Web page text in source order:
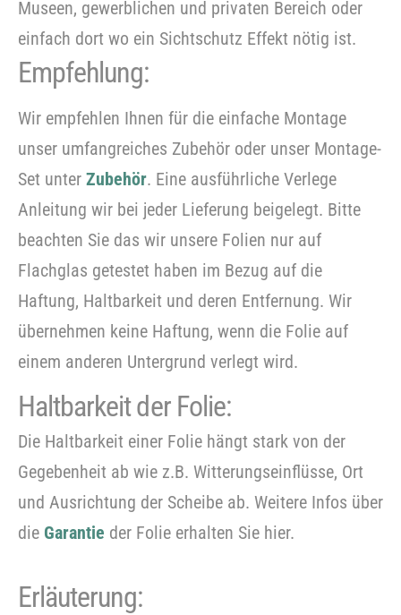
Bitte
beachten Sie, dass wir Folien nur im
Grobzuschnitt zuschneiden.
Museen, gewerblichen und privaten Bereich oder
einfach dort wo ein Sichtschutz Effekt nötig ist.
Empfehlung:
Wir empfehlen Ihnen für die einfache Montage
unser umfangreiches Zubehör oder unser Montage-
Set unter Zubehör. Eine ausführliche Verlege
Anleitung wir bei jeder Lieferung beigelegt. Bitte
beachten Sie das wir unsere Folien nur auf
Flachglas getestet haben im Bezug auf die
Haftung, Haltbarkeit und deren Entfernung. Wir
übernehmen keine Haftung, wenn die Folie auf
einem anderen Untergrund verlegt wird.
Haltbarkeit der Folie:
Die Haltbarkeit einer Folie hängt stark von der
Gegebenheit ab wie z.B. Witterungseinflüsse, Ort
und Ausrichtung der Scheibe ab. Weitere Infos über
die Garantie der Folie erhalten Sie hier.
Erläuterung: